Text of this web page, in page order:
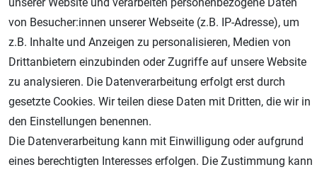
Unsere weiteren Shops:
Schmincke-City.de
von Besucher:innen unserer Webseite (z.B. IP-Adresse), um
z.B. Inhalte und Anzeigen zu personalisieren, Medien von
Drittanbietern einzubinden oder Zugriffe auf unsere Website
zu analysieren. Die Datenverarbeitung erfolgt erst durch
gesetzte Cookies. Wir teilen diese Daten mit Dritten, die wir in
den Einstellungen benennen.
Die Datenverarbeitung kann mit Einwilligung oder aufgrund
eines berechtigten Interesses erfolgen. Die Zustimmung kann